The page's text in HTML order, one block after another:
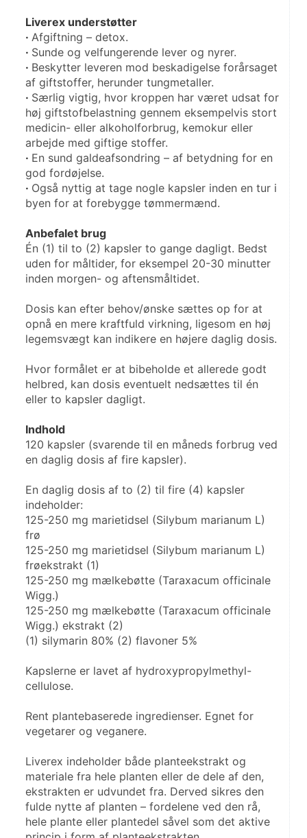
Liverex understøtter
· Afgiftning – detox.
· Sunde og velfungerende lever og nyrer.
· Beskytter leveren mod beskadigelse forårsaget
af giftstoffer, herunder tungmetaller.
· Særlig vigtig, hvor kroppen har været udsat for
høj giftstofbelastning gennem eksempelvis stort
medicin- eller alkoholforbrug, kemokur eller
arbejde med giftige stoffer.
· En sund galdeafsondring – af betydning for en
god fordøjelse.
· Også nyttig at tage nogle kapsler inden en tur i
byen for at forebygge tømmermænd.
Anbefalet brug
Én (1) til to (2) kapsler to gange dagligt. Bedst
uden for måltider, for eksempel 20-30 minut­ter
inden morgen- og aftensmåltidet.
Dosis kan efter behov/ønske sættes op for at
opnå en mere kraftfuld virkning, ligesom en høj
legemsvægt kan indikere en højere daglig dosis.
Hvor formålet er at bibeholde et allerede godt
helbred, kan dosis eventuelt nedsættes til én
eller to kapsler dagligt.
Indhold
120 kapsler (svarende til en måneds forbrug ved
en daglig dosis af fire kapsler).
En daglig dosis af to (2) til fire (4) kapsler
indeholder:
125-250 mg marietidsel (Silybum marianum L)
frø
125-250 mg marietidsel (Silybum marianum L)
frøekstrakt (1)
125-250 mg mælkebøtte (Taraxacum officinale
Wigg.)
125-250 mg mælkebøtte (Taraxacum officinale
Wigg.) ekstrakt (2)
(1) silymarin 80% (2) flavoner 5%
Kapslerne er lavet af hydroxypropylmethyl-
cellulose.
Rent plantebaserede ingredienser. Egnet for
vegetarer og veganere.
Liverex indeholder både planteekstrakt og
materiale fra hele planten eller de dele af den,
ekstrakten er udvundet fra. Derved sikres den
fulde nytte af planten – fordelene ved den rå,
hele plante eller plantedel såvel som det aktive